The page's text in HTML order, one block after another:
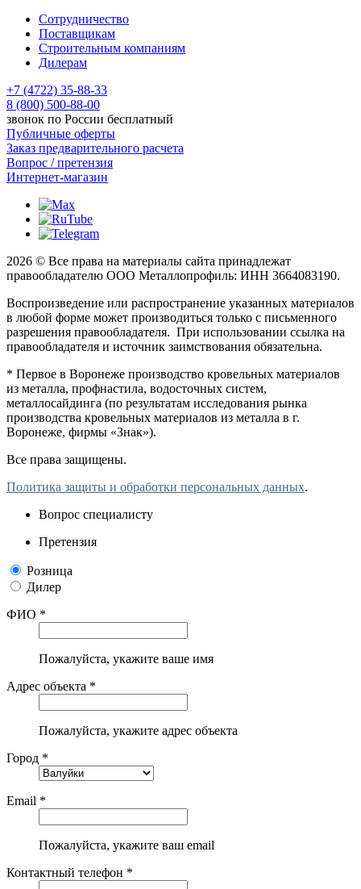
Сотрудничество
Поставщикам
Строительным компаниям
Дилерам
+7 (4722) 35-88-33
8 (800) 500-88-00
звонок по России бесплатный
Публичные оферты
Заказ предварительного расчета
Вопрос / претензия
Интернет-магазин
2026 © Все права на материалы сайта принадлежат
правообладателю ООО Металлопрофиль: ИНН 3664083190.
Воспроизведение или распространение указанных материалов
в любой форме может производиться только с письменного
разрешения правообладателя. При использовании ссылка на
правообладателя и источник заимствования обязательна.
* Первое в Воронеже производство кровельных материалов
из металла, профнастила, водосточных систем,
металлосайдинга (по результатам исследования рынка
производства кровельных материалов из металла в г.
Воронеже, фирмы «Знак»).
Все права защищены.
Политика защиты и обработки персональных данных.
Вопрос специалисту
Претензия
Розница
Дилер
ФИО *
Пожалуйста, укажите ваше имя
Адрес объекта *
Пожалуйста, укажите адрес объекта
Город *
Email *
Пожалуйста, укажите ваш email
Контактный телефон *